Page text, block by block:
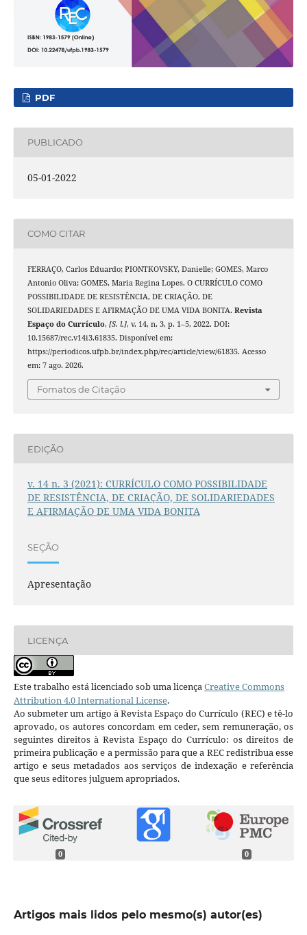
PDF
PUBLICADO
05-01-2022
COMO CITAR
FERRAÇO, Carlos Eduardo; PIONTKOVSKY, Danielle; GOMES, Marco
Antonio Oliva; GOMES, Maria Regina Lopes. O CURRÍCULO COMO
POSSIBILIDADE DE RESISTÊNCIA, DE CRIAÇÃO, DE
SOLIDARIEDADES E AFIRMAÇÃO DE UMA VIDA BONITA. Revista
Espaço do Currículo, [S. l.], v. 14, n. 3, p. 1–5, 2022. DOI:
10.15687/rec.v14i3.61835. Disponível em:
https://periodicos.ufpb.br/index.php/rec/article/view/61835. Acesso
em: 7 ago. 2026.
Fomatos de Citação
EDIÇÃO
v. 14 n. 3 (2021): CURRÍCULO COMO POSSIBILIDADE
DE RESISTÊNCIA, DE CRIAÇÃO, DE SOLIDARIEDADES
E AFIRMAÇÃO DE UMA VIDA BONITA
SEÇÃO
Apresentação
LICENÇA
Este trabalho está licenciado sob uma licençaCreative Commons
Attribution 4.0 International License.
Ao submeter um artigo à Revista Espaço do Currículo (REC) e tê-lo
aprovado, os autores concordam em ceder, sem remuneração, os
seguintes direitos à Revista Espaço do Currículo: os direitos de
primeira publicação e a permissão para que a REC redistribua esse
artigo e seus metadados aos serviços de indexação e referência
que seus editores julguem apropriados.
0 0
Artigos mais lidos pelo mesmo(s) autor(es)